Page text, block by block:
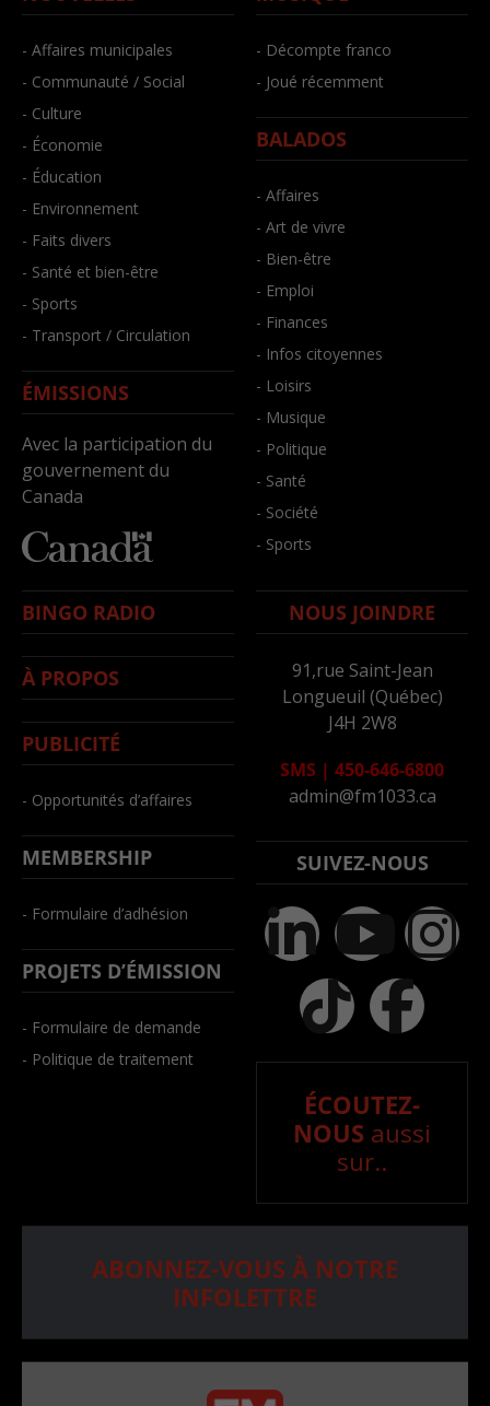
- Affaires municipales
- Communauté / Social
- Culture
- Économie
- Éducation
- Environnement
- Faits divers
- Santé et bien-être
- Sports
- Transport / Circulation
ÉMISSIONS
Avec la participation du
gouvernement du
Canada
- Décompte franco
- Joué récemment
BALADOS
- Affaires
- Art de vivre
- Bien-être
- Emploi
- Finances
- Infos citoyennes
- Loisirs
- Musique
- Politique
- Santé
- Société
- Sports
BINGO RADIO
À PROPOS
PUBLICITÉ
- Opportunités d’affaires
MEMBERSHIP
- Formulaire d’adhésion
PROJETS D’ÉMISSION
- Formulaire de demande
- Politique de traitement
NOUS JOINDRE
91,rue Saint-Jean
Longueuil (Québec)
J4H 2W8
SMS | 450-646-6800
admin@fm1033.ca
SUIVEZ-NOUS
ÉCOUTEZ-
NOUS aussi
sur..
ABONNEZ-VOUS À NOTRE
INFOLETTRE